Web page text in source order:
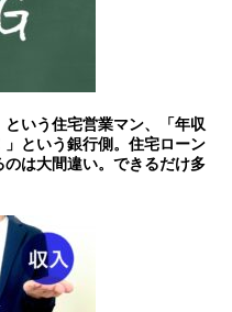
という住宅営業マン、「年収
という銀行側。住宅ローン
は大間違い。できるだけ多